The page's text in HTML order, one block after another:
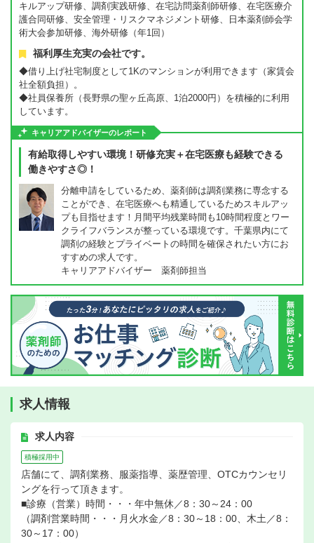
キルアップ研修、調剤実践研修、在宅訪問薬剤師研修、在宅医療介
護合同研修、安全管理・リスクマネジメント研修、日本薬剤師会学
術大会参加研修、海外研修（年1回）
福利厚生充実の会社です。
◆借り上げ社宅制度として1Kのマンションが利用できます（家賃会
社全額負担）。
◆社員保養所（長野県の聖ヶ丘高原、1泊2000円）を積極的に利用
しています。
キャリアアドバイザーのレポート
有給取得しやすい環境！研修充実＋在宅医療も経験できる
働きやすさ◎！
分離申請をしているため、薬剤師は調剤業務に専念する
ことができ、在宅医療へも精通しているためスキルアッ
プも目指せます！月間平均残業時間も10時間程度とワー
クライフバランスが整っている環境です。千葉県内にて
調剤の経験とプライベートの時間を確保されたい方にお
すすめの求人です。
キャリアアドバイザー 薬剤師担当
求人情報
求人内容
積極採用中
店舗にて、調剤業務、服薬指導、薬歴管理、OTCカウンセリ
ングを行って頂きます。
■診療（営業）時間・・・年中無休／8：30～24：00
（調剤営業時間・・・月火水金／8：30～18：00、木土／8：
30～17：00）